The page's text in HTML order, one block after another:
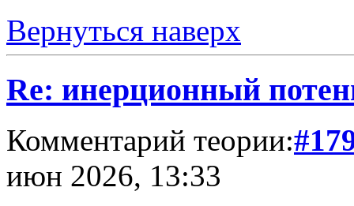
Вернуться наверх
Re: инерционный
Комментарий теории:
июн 2026, 13:33